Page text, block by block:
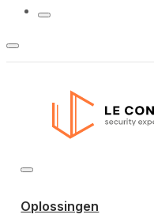
Oplossingen